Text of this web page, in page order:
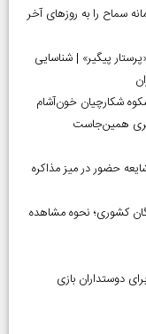
در سامانه سماح را به روز‌های آخر
پیگیر» | شناسایی
همین‌جاست
حضور در میز مذاکره
بازنشستگان کشوری؛ نحوه مشاهده